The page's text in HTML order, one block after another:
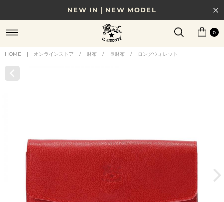
NEW IN｜NEW MODEL
8/17(月)10時まで｜税込11,000円以上で送料無料
贈る相手やシーンから選べる、新しいギフトガイド
0
HOME | オンラインストア / 財布 / 長財布 / ロングウォレット